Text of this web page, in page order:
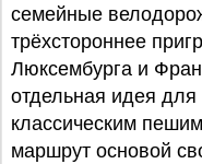
семейные
трёхстороннее
Люксембурга и
отдельная идея для
классическим
маршрут основой